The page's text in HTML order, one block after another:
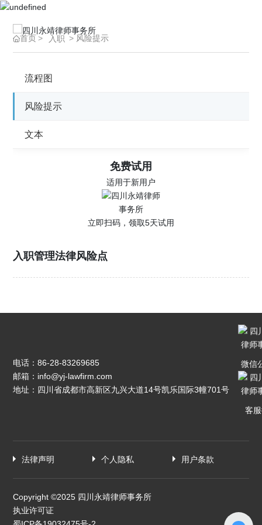
首页 入职 风险提示
流程图
风险提示
文本
免费试用
适用于新用户
立即扫码，领取5天试用
入职管理法律风险点
电话：86-28-83269685
邮箱： info@yj-lawfirm.com
地址：四川省成都市高新区九兴大道14号凯乐国际3幢701号
微信
客
法律声明 个人隐私 用户条款
Copyright ©2025 四川永靖律师事务所
执业许可证